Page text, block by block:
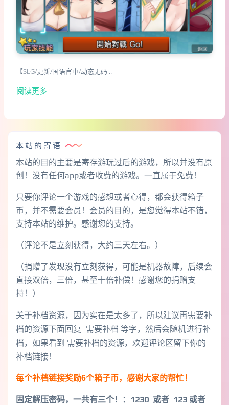
【SLG/更新/国语官中/动态无码…
阅读更多
本站的寄语
本站的目的主要是寄存游玩过后的游戏，所以并没有原
创！没有任何app或者收费的游戏。一直属于免费！
只要你评论一个游戏的感想或者心得，都会获得箱子
币，并不需要会员！会员的目的，是您觉得本站不错，
支持本站的维护。感谢您的支持。
（评论不是立刻获得，大约三天左右。）
（捐赠了发现没有立刻获得，可能是机器故障，后续会
直接双倍，三倍，甚至十倍补偿！感谢您的捐赠支
持！）
关于补档资源，因为实在是太多了，所以建议再需要补
档的资源下面回复 需要补档 等字，然后会随机进行补
档，如果看到 需要补档的资源，欢迎评论区留下你的
补档链接！
每个补档链接奖励6个箱子币，感谢大家的帮忙！
固定解压密码，一共有三个！
：1230 或者 123 或者